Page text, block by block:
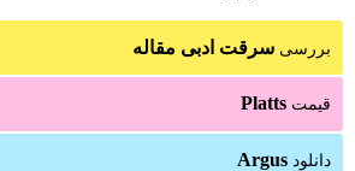
بررسی سرقت ادبی مقاله
قیمت Platts
دانلود Argus